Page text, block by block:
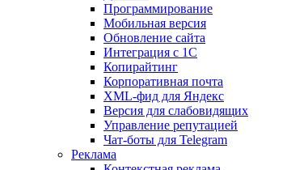
Программирование
Мобильная версия
Обновление сайта
Интеграция с 1С
Копирайтинг
Корпоративная почта
XML-фид для Яндекс
Версия для слабовидящих
Управление репутацией
Чат-боты для Telegram
Реклама